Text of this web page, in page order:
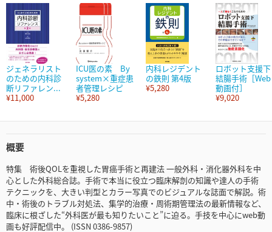
ジェネラリスト
のための内科診
断リファレン...
¥11,000
ICU医の素 By
system×重症患
者管理レシピ
¥5,280
内科レジデント
の鉄則 第4版
¥5,280
ロボット支援下
結腸手術［Web
動画付］
¥9,020
概要
特集 術後QOLを重視した胃癌手術と再建法 一般外科・消化器外科を中
心とした外科総合誌。手術で本当に役立つ臨床解剖の知識や達人の手術
テクニックを、大きい判型とカラー写真でのビジュアルな誌面で解説。術
中・術後のトラブル対処法、集学的治療・周術期管理法の最新情報など、
臨床に根ざした“外科医が最も知りたいこと”に迫る。手技を中心にweb動
画も好評配信中。 (ISSN 0386-9857)